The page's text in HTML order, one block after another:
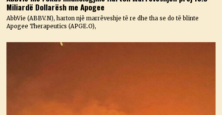
Miliardë Dollarësh me Apogee
AbbVie (ABBV.N), harton një marrëveshje të re dhe tha se do të blinte
Apogee Therapeutics (APGE.O),